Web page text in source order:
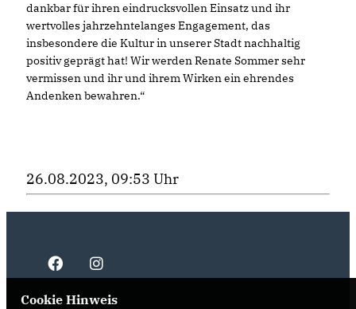
dankbar für ihren eindrucksvollen Einsatz und ihr
wertvolles jahrzehntelanges Engagement, das
insbesondere die Kultur in unserer Stadt nachhaltig
positiv geprägt hat! Wir werden Renate Sommer sehr
vermissen und ihr und ihrem Wirken ein ehrendes
Andenken bewahren.“
26.08.2023, 09:53 Uhr
Cookie Hinweis